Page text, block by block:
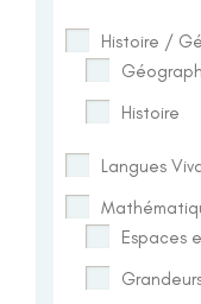
Histoire /
Histoire
Langues
Espaces